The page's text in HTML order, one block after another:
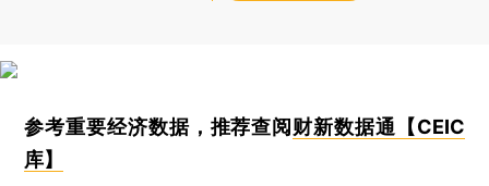
参考重要经济数据，推荐查阅财新数据通【CEIC
库】